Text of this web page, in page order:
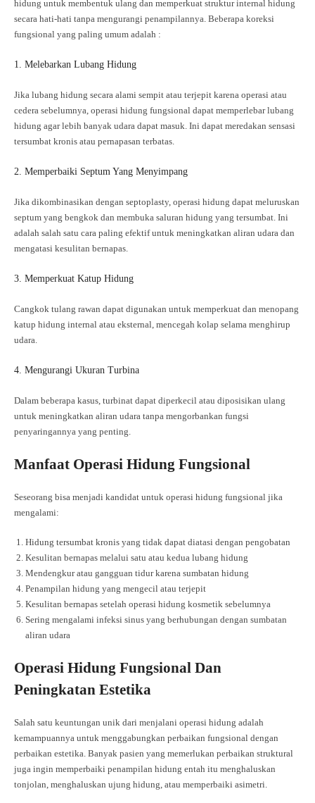
hidung untuk membentuk ulang dan memperkuat struktur internal hidung
secara hati-hati tanpa mengurangi penampilannya. Beberapa koreksi
fungsional yang paling umum adalah :
1. Melebarkan Lubang Hidung
Jika lubang hidung secara alami sempit atau terjepit karena operasi atau
cedera sebelumnya, operasi hidung fungsional dapat memperlebar lubang
hidung agar lebih banyak udara dapat masuk. Ini dapat meredakan sensasi
tersumbat kronis atau pernapasan terbatas.
2. Memperbaiki Septum Yang Menyimpang
Jika dikombinasikan dengan septoplasty, operasi hidung dapat meluruskan
septum yang bengkok dan membuka saluran hidung yang tersumbat. Ini
adalah salah satu cara paling efektif untuk meningkatkan aliran udara dan
mengatasi kesulitan bernapas.
3. Memperkuat Katup Hidung
Cangkok tulang rawan dapat digunakan untuk memperkuat dan menopang
katup hidung internal atau eksternal, mencegah kolap selama menghirup
udara.
4. Mengurangi Ukuran Turbina
Dalam beberapa kasus, turbinat dapat diperkecil atau diposisikan ulang
untuk meningkatkan aliran udara tanpa mengorbankan fungsi
penyaringannya yang penting.
Manfaat Operasi Hidung Fungsional
Seseorang bisa menjadi kandidat untuk operasi hidung fungsional jika
mengalami:
Hidung tersumbat kronis yang tidak dapat diatasi dengan pengobatan
Kesulitan bernapas melalui satu atau kedua lubang hidung
Mendengkur atau gangguan tidur karena sumbatan hidung
Penampilan hidung yang mengecil atau terjepit
Kesulitan bernapas setelah operasi hidung kosmetik sebelumnya
Sering mengalami infeksi sinus yang berhubungan dengan sumbatan
aliran udara
Operasi Hidung Fungsional Dan
Peningkatan Estetika
Salah satu keuntungan unik dari menjalani operasi hidung adalah
kemampuannya untuk menggabungkan perbaikan fungsional dengan
perbaikan estetika. Banyak pasien yang memerlukan perbaikan struktural
juga ingin memperbaiki penampilan hidung entah itu menghaluskan
tonjolan, menghaluskan ujung hidung, atau memperbaiki asimetri.